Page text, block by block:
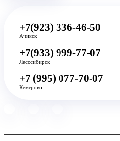
+7(923) 336-46-50
Ачинск
+7(933) 999-77-07
Лесосибирск
+7 (995) 077-70-07
Кемерово